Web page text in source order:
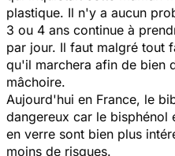
plastique. Il n'y a aucun
3 ou 4 ans continue à
par jour. Il faut malgré tout
qu'il marchera afin de bien
mâchoire.
Aujourd'hui en France, le
dangereux car le bisphénol
en verre sont bien plus
moins de risques.